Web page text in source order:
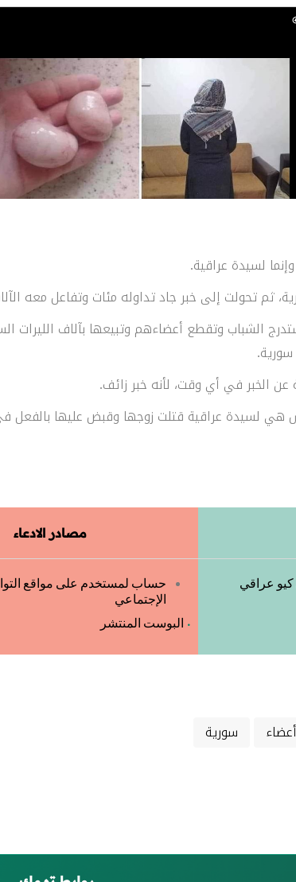
لسيدة عراقية.
ثم تحولت إلى خبر جاد تداوله مئات وتفاعل معه
الشباب وتقطع أعضاءهم وتبيعها بآلاف الليرات
الخبر في أي وقت، لأنه خبر زائف.
هي لسيدة عراقية قتلت زوجها وقبض عليها
مصادر الادعاء
كيو عراقي
حساب لمستخدم على مواقع
الإجتماعي
البوست المنتشر
سورية